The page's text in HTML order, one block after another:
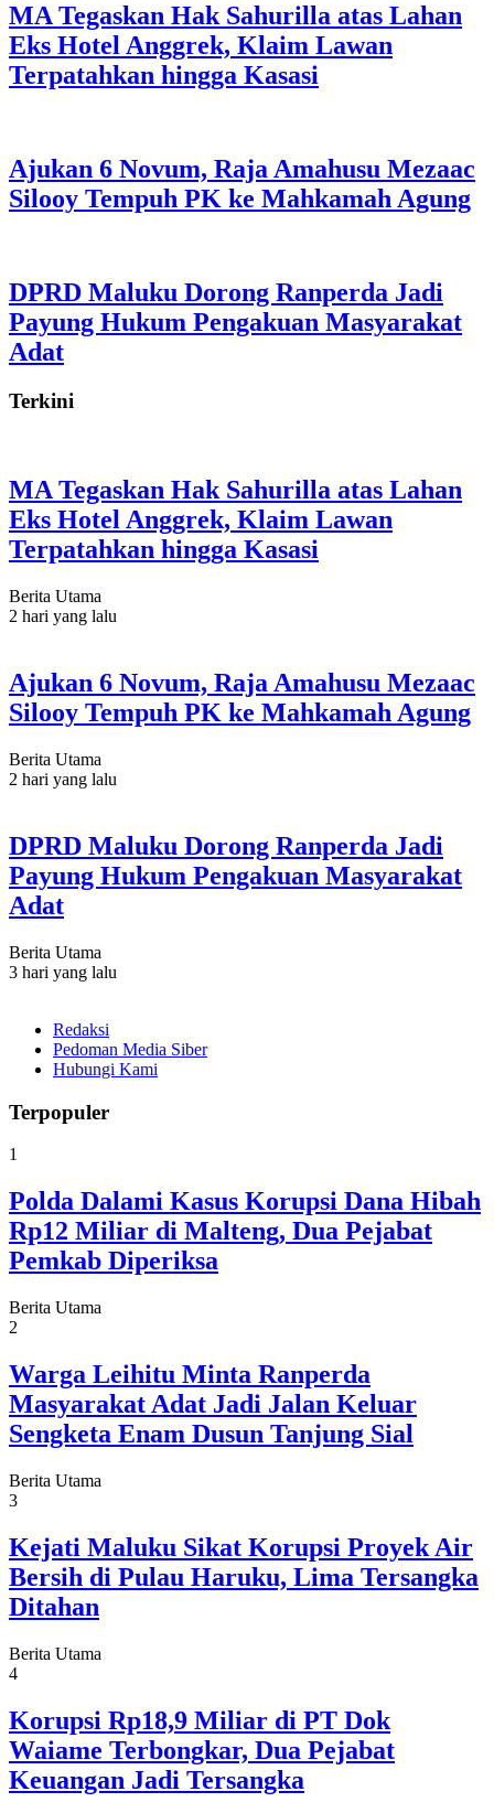
MA Tegaskan Hak Sahurilla atas Lahan
Eks Hotel Anggrek, Klaim Lawan
Terpatahkan hingga Kasasi
Ajukan 6 Novum, Raja Amahusu Mezaac
Silooy Tempuh PK ke Mahkamah Agung
DPRD Maluku Dorong Ranperda Jadi
Payung Hukum Pengakuan Masyarakat
Adat
Terkini
MA Tegaskan Hak Sahurilla atas Lahan
Eks Hotel Anggrek, Klaim Lawan
Terpatahkan hingga Kasasi
Berita Utama
2 hari yang lalu
Ajukan 6 Novum, Raja Amahusu Mezaac
Silooy Tempuh PK ke Mahkamah Agung
Berita Utama
2 hari yang lalu
DPRD Maluku Dorong Ranperda Jadi
Payung Hukum Pengakuan Masyarakat
Adat
Berita Utama
3 hari yang lalu
Redaksi
Pedoman Media Siber
Hubungi Kami
Terpopuler
1
Polda Dalami Kasus Korupsi Dana Hibah
Rp12 Miliar di Malteng, Dua Pejabat
Pemkab Diperiksa
Berita Utama
2
Warga Leihitu Minta Ranperda
Masyarakat Adat Jadi Jalan Keluar
Sengketa Enam Dusun Tanjung Sial
Berita Utama
3
Kejati Maluku Sikat Korupsi Proyek Air
Bersih di Pulau Haruku, Lima Tersangka
Ditahan
Berita Utama
4
Korupsi Rp18,9 Miliar di PT Dok
Waiame Terbongkar, Dua Pejabat
Keuangan Jadi Tersangka